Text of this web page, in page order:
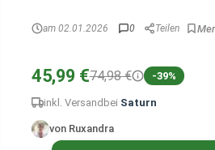
am 02.01.2026 0 Teilen
45,99 €74,98 € -39%
inkl. Versand bei Saturn
von Ruxandra